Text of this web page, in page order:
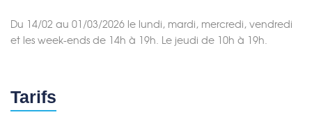
Du 14/02 au 01/03/2026 le lundi, mardi, mercredi, vendredi
et les week-ends de 14h à 19h. Le jeudi de 10h à 19h.
Tarifs